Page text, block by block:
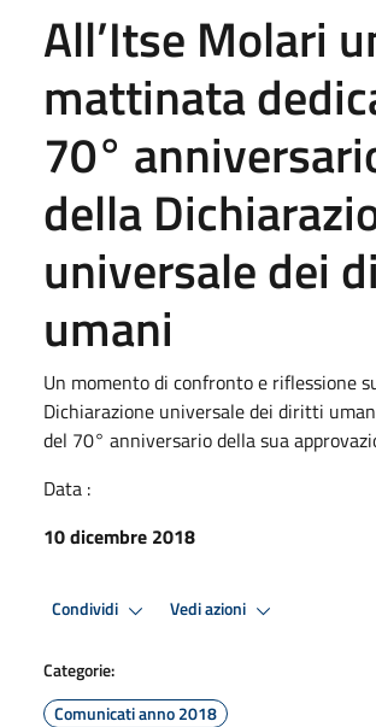
All’Itse Molari
mattinata
70°
della
universale dei
umani
Un momento di confronto e riflessione
Dichiarazione universale dei diritti
del 70° anniversario della sua
Data :
10 dicembre 2018
Condividi Vedi azioni
Categorie:
Comunicati anno 2018